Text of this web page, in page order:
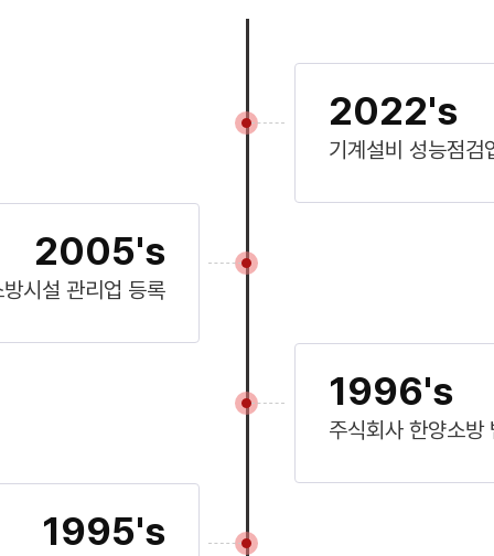
2022's
기계설비 성능점검
2005's
시설 관리업 등록
1996's
주식회사 한양소방
1995's